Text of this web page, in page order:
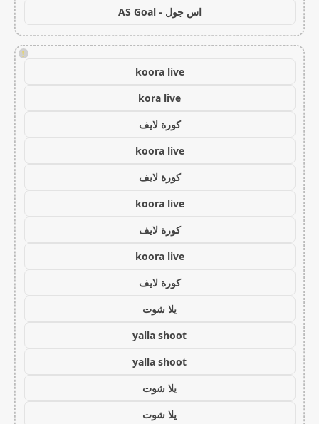
اس جول - AS Goal
!
koora live
kora live
كورة لايف
koora live
كورة لايف
koora live
كورة لايف
koora live
كورة لايف
يلا شوت
yalla shoot
yalla shoot
يلا شوت
يلا شوت